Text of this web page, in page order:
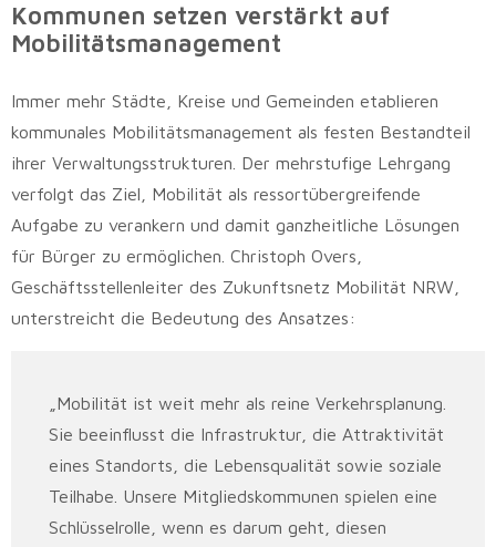
Kommunen setzen verstärkt auf
Mobilitätsmanagement
Immer mehr Städte, Kreise und Gemeinden etablieren
kommunales Mobilitätsmanagement als festen Bestandteil
ihrer Verwaltungsstrukturen. Der mehrstufige Lehrgang
verfolgt das Ziel, Mobilität als ressortübergreifende
Aufgabe zu verankern und damit ganzheitliche Lösungen
für Bürger zu ermöglichen. Christoph Overs,
Geschäftsstellenleiter des Zukunftsnetz Mobilität NRW,
unterstreicht die Bedeutung des Ansatzes:
„Mobilität ist weit mehr als reine Verkehrsplanung.
Sie beeinflusst die Infrastruktur, die Attraktivität
eines Standorts, die Lebensqualität sowie soziale
Teilhabe. Unsere Mitgliedskommunen spielen eine
Schlüsselrolle, wenn es darum geht, diesen